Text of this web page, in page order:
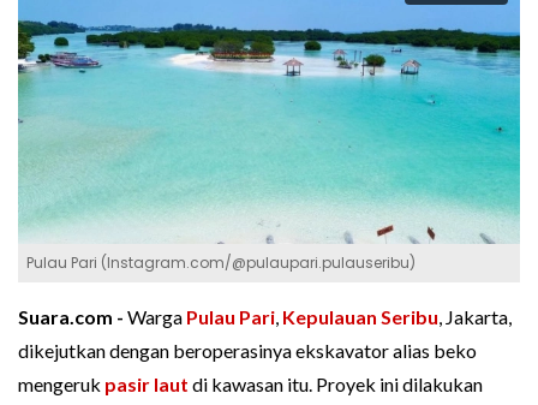
Pulau Pari (Instagram.com/@pulaupari.pulauseribu)
Suara.com - Warga Pulau Pari, Kepulauan Seribu, Jakarta,
dikejutkan dengan beroperasinya ekskavator alias beko
mengeruk pasir laut di kawasan itu. Proyek ini dilakukan